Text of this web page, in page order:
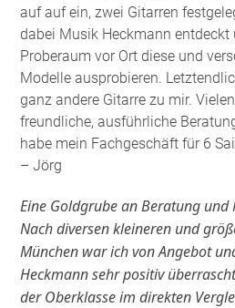
auf auf ein, zwei Gitarren
dabei Musik Heckmann entdeckt
Proberaum vor Ort diese und
Modelle ausprobieren.
ganz andere Gitarre zu mir.
freundliche, ausführliche
habe mein Fachgeschäft für 6
– Jörg
Eine Goldgrube an Beratung
Nach diversen kleineren und
München war ich von Angebot
Heckmann sehr positiv
der Oberklasse im direkten